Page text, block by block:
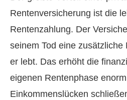
Rentenversicherung ist die
Rentenzahlung. Der
seinem Tod eine zusätzliche
er lebt. Das erhöht die
eigenen Rentenphase
Einkommenslücken